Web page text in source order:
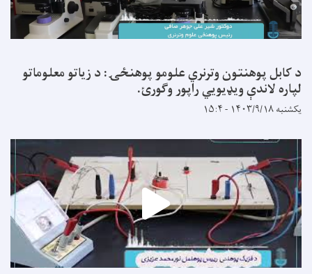
د کابل پوهنتون وترنري علومو پوهنځۍ: د زیاتو معلوماتو
لپاره لاندې ویډیويي راپور وګورئ.
یکشنبه ۱۴۰۳/۹/۱۸ - ۱۵:۴